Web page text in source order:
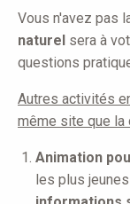
Vous n'avez pas
naturel sera à
questions
Autres activités
même site que la
Animation
les plus